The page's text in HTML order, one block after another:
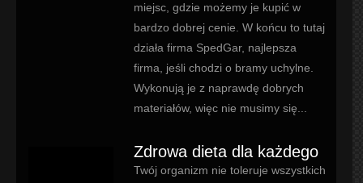
miejsc, gdzie możemy je kupić w
bardzo dobrej cenie. W końcu to tutaj
działa firma SpedGar, najlepsza
firma, jeśli chodzi o bramy uchylne.
Wykonują je z naprawdę dobrych
materiałów, więc nie musimy się...
Zdrowa dieta dla każdego
Twój organizm nie toleruje wszystkich